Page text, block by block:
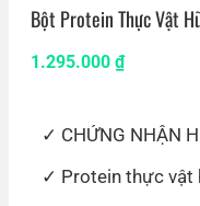
Bột Protein Thực Vật
1.295.000 ₫
CHỨNG NHẬN
Protein thực vật